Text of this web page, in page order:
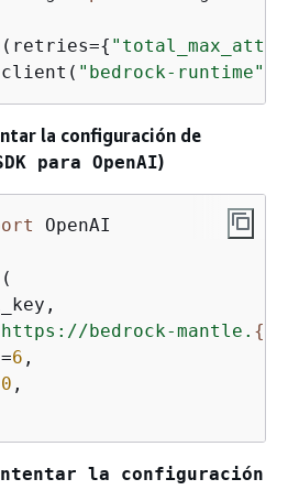
{
"bedrock-runtime"
la configuración de
para OpenAI)
OpenAI
bedrock-mantle. {
6 ,
,
la configuración